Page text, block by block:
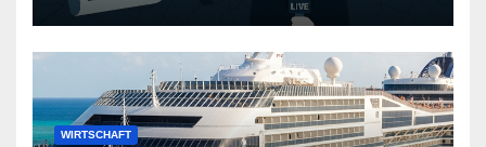
WIRTSCHAFT